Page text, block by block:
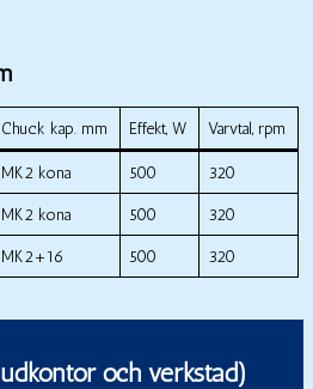
Chuck kap. mm Effekt, W Varvtal, rpm
MK2 kona 500 320
MK2 kona 500 320
MK2+16 500 320
och verkstad)